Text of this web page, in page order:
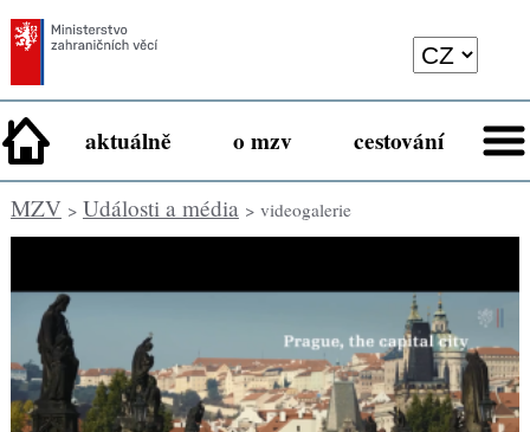
aktuálně o mzv cestování
MZV> Události a média> videogalerie